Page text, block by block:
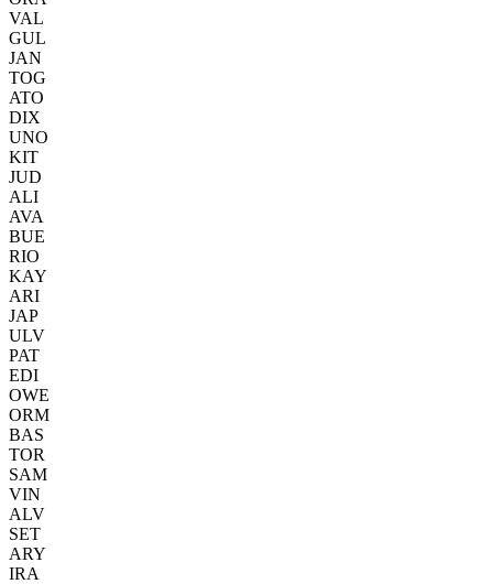
VAL
GUL
JAN
TOG
ATO
DIX
UNO
KIT
JUD
ALI
AVA
BUE
RIO
KAY
ARI
JAP
ULV
PAT
EDI
OWE
ORM
BAS
TOR
SAM
VIN
ALV
SET
ARY
IRA